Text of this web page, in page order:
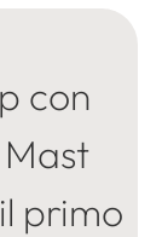
con
primo